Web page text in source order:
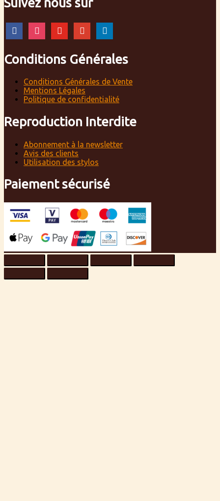
facebookinstagramyoutube google linkedin
Conditions Générales
Conditions Générales de Vente
Mentions Légales
Politique de confidentialité
Reproduction Interdite
Abonnement à la newsletter
Avis des clients
Utilisation des stylos
Paiement sécurisé